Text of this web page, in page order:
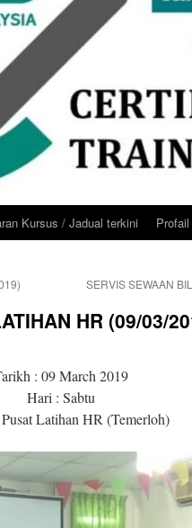
Kursus / Jadual terkini
SERVIS SEWAAN
HR (09/03/
: 09 March 2019
Hari : Sabtu
Latihan HR (Temerloh)